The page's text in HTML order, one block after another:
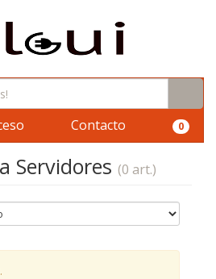
Contacto 0
Servidores (0 art.)